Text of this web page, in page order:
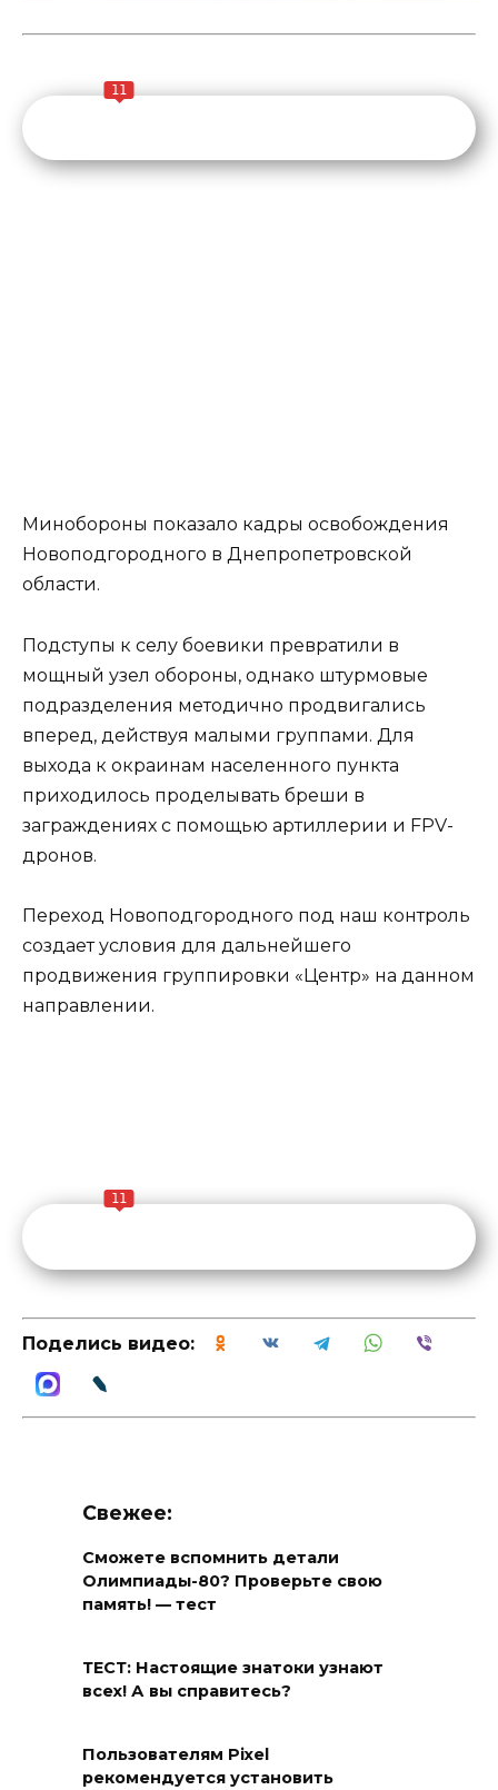
11
Минобороны показало кадры освобождения
Новоподгородного в Днепропетровской
области.
Подступы к селу боевики превратили в
мощный узел обороны, однако штурмовые
подразделения методично продвигались
вперед, действуя малыми группами. Для
выхода к окраинам населенного пункта
приходилось проделывать бреши в
заграждениях с помощью артиллерии и FPV-
дронов.
Переход Новоподгородного под наш контроль
создает условия для дальнейшего
продвижения группировки «Центр» на данном
направлении.
11
Поделись видео:
Свежее:
Сможете вспомнить детали
Олимпиады-80? Проверьте свою
память! — тест
ТЕСТ: Настоящие знатоки узнают
всех! А вы справитесь?
Пользователям Pixel
рекомендуется установить